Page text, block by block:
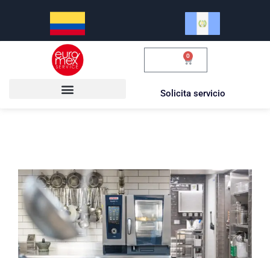
0
Solicita servicio